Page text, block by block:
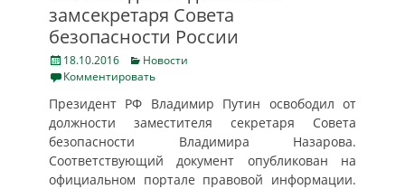
замсекретаря Совета
безопасности России
Posted
on
18.10.2016 Categories
Новости
Комментировать
Президент РФ Владимир Путин освободил от
должности заместителя секретаря Совета
безопасности Владимира Назарова.
Соответствующий документ опубликован на
официальном портале правовой информации.